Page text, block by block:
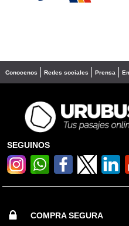
Conocenos Redes sociales Prensa
SEGUINOS
COMPRA SEGURA